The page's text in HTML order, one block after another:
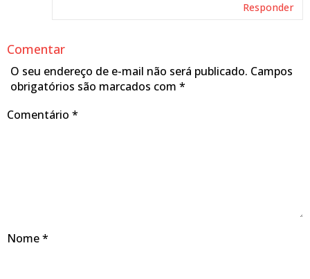
Responder
Comentar
O seu endereço de e-mail não será publicado. Campos
obrigatórios são marcados com *
Comentário *
Nome*